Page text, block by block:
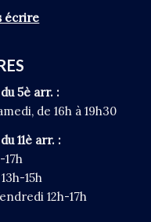
écrire
du 5è arr. :
de 16h à 19h30
11è arr. :
17h
15h
12h-17h